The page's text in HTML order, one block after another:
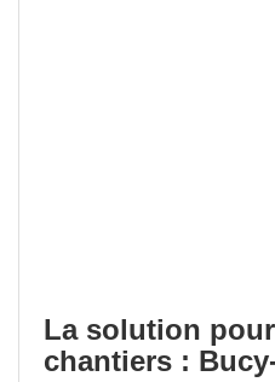
La solution
chantiers :